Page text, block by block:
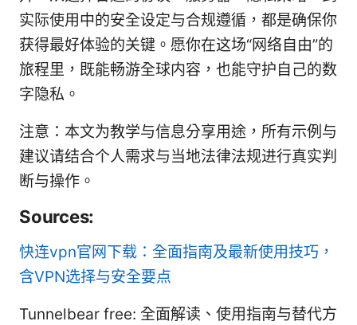
实际使用中的安全设定与合规遵循，都是确保你
获得最好体验的关键。愿你在这场“网络自由”的
旅程里，既能畅游全球内容，也能守护自己的数
字隐私。
注意：本文为教学与信息分享用途，所有示例与
建议请结合个人需求与当地法律法规进行真实判
断与操作。
Sources:
快连vpn官网下载：全面指南及最新使用技巧，
含VPN选择与安全要点
Tunnelbear free: 全面解读、使用指南与替代方